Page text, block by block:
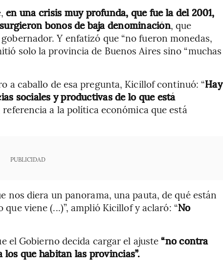
en una crisis muy profunda, que fue la del 2001,
bonos de baja denominación, que
Y enfatizó que “no fueron monedas,
solo la provincia de Buenos Aires sino “muchas
a caballo de esa pregunta, Kicillof continuó: “Hay
sociales y productivas de lo que está
a la política económica que está
PUBLICIDAD
nos diera un panorama, una pauta, de qué están
viene (...)”, amplió Kicillof y aclaró: “No
el Gobierno decida cargar el ajuste“no contra
que habitan las provincias”.